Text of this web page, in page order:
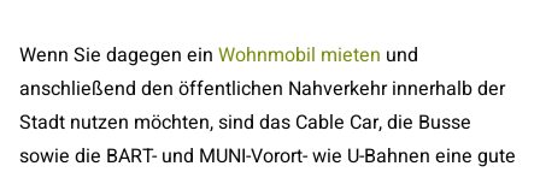
Wenn Sie dagegen ein Wohnmobil mieten und
anschließend den öffentlichen Nahverkehr innerhalb der
Stadt nutzen möchten, sind das Cable Car, die Busse
sowie die BART- und MUNI-Vorort- wie U-Bahnen eine gute